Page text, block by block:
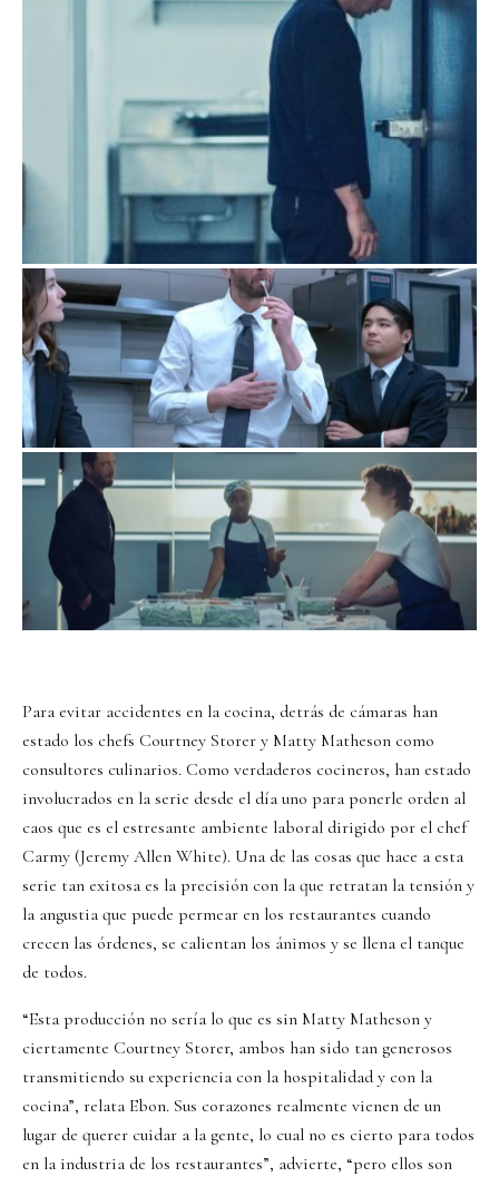
Para evitar accidentes en la cocina, detrás de cámaras han
estado los chefs Courtney Storer y Matty Matheson como
consultores culinarios. Como verdaderos cocineros, han estado
involucrados en la serie desde el día uno para ponerle orden al
caos que es el estresante ambiente laboral dirigido por el chef
Carmy (Jeremy Allen White). Una de las cosas que hace a esta
serie tan exitosa es la precisión con la que retratan la tensión y
la angustia que puede permear en los restaurantes cuando
crecen las órdenes, se calientan los ánimos y se llena el tanque
de todos.
“Esta producción no sería lo que es sin Matty Matheson y
ciertamente Courtney Storer, ambos han sido tan generosos
transmitiendo su experiencia con la hospitalidad y con la
cocina”, relata Ebon. Sus corazones realmente vienen de un
lugar de querer cuidar a la gente, lo cual no es cierto para todos
en la industria de los restaurantes”, advierte, “pero ellos son